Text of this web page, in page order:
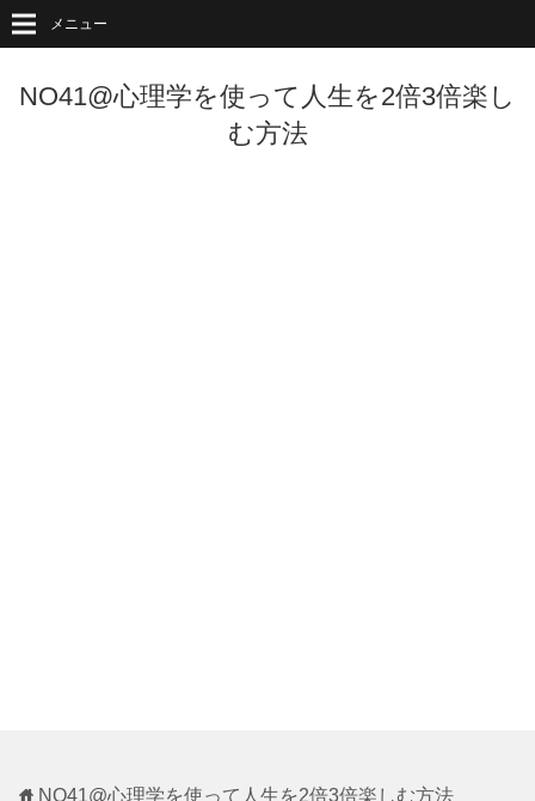
NO41@心理学を使って人生を2倍3倍楽し
む方法
メニュー
NO41@心理学を使って人生を2倍3倍楽しむ方法